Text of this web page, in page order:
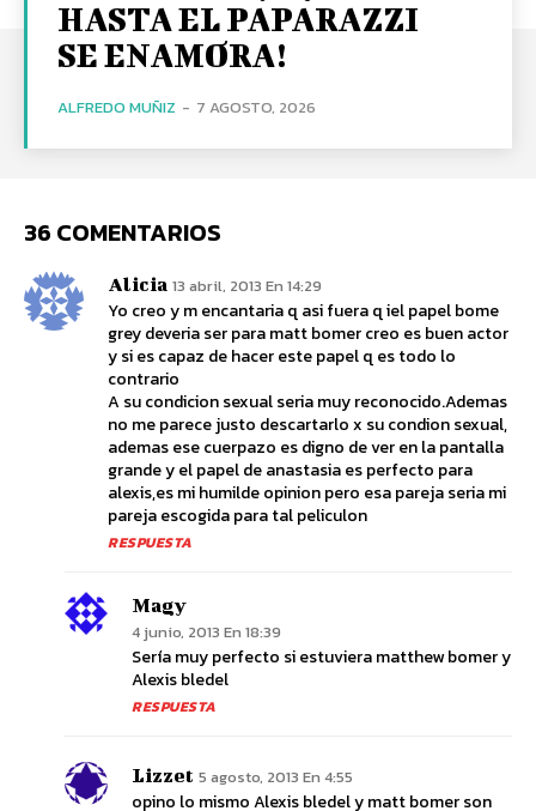
HASTA EL PAPARAZZI
SE ENAMORA!
ALFREDO MUÑIZ - 7 AGOSTO, 2026
36 COMENTARIOS
Alicia 13 abril, 2013 En 14:29
Yo creo y m encantaria q asi fuera q iel papel bome
grey deveria ser para matt bomer creo es buen actor
y si es capaz de hacer este papel q es todo lo
contrario
A su condicion sexual seria muy reconocido.Ademas
no me parece justo descartarlo x su condion sexual,
ademas ese cuerpazo es digno de ver en la pantalla
grande y el papel de anastasia es perfecto para
alexis,es mi humilde opinion pero esa pareja seria mi
pareja escogida para tal peliculon
RESPUESTA
Magy
4 junio, 2013 En 18:39
Sería muy perfecto si estuviera matthew bomer y
Alexis bledel
RESPUESTA
Lizzet 5 agosto, 2013 En 4:55
opino lo mismo Alexis bledel y matt bomer son